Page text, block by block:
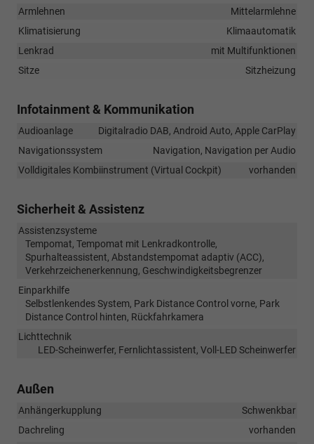
Armlehnen
Mittelarmlehne
Klimatisierung
Klimaautomatik
Lenkrad
mit Multifunktionen
Sitze
Sitzheizung
Infotainment & Kommunikation
Audioanlage
Digitalradio DAB, Android Auto, Apple CarPlay
Navigationssystem
Navigation, Navigation per Audio
Volldigitales Kombiinstrument (Virtual Cockpit)
vorhanden
Sicherheit & Assistenz
Assistenzsysteme
Tempomat, Tempomat mit Lenkradkontrolle,
Spurhalteassistent, Abstandstempomat adaptiv (ACC),
Verkehrzeichenerkennung, Geschwindigkeitsbegrenzer
Einparkhilfe
Selbstlenkendes System, Park Distance Control vorne, Park
Distance Control hinten, Rückfahrkamera
Lichttechnik
LED-Scheinwerfer, Fernlichtassistent, Voll-LED Scheinwerfer
Außen
Anhängerkupplung
Schwenkbar
Dachreling
vorhanden